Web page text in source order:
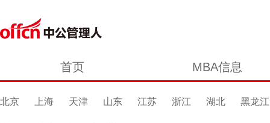
首页 MBA信息
北京 上海 天津 山东 江苏 浙江 湖北 黑龙江